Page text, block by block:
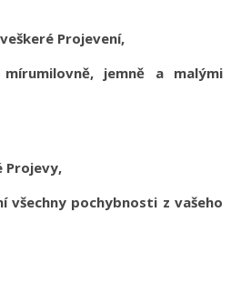
Projevení,
jemně a malými
Projevy,
všechny pochybnosti z vašeho